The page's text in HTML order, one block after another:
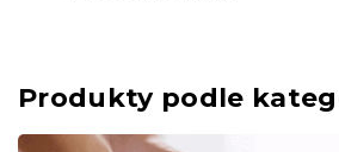
Produkty podle